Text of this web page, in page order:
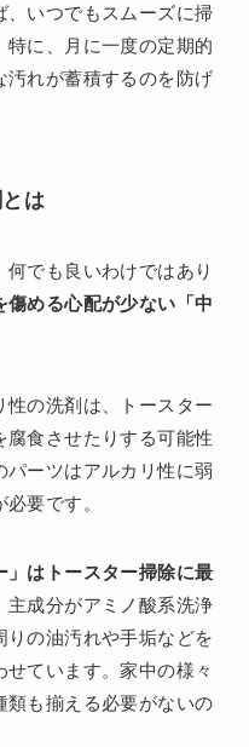
、いつでもスムーズに掃
特に、月に一度の定期的
汚れが蓄積するのを防げ
は
何でも良いわけではあり
傷める心配が少ない「中
性の洗剤は、トースター
食させたりする可能性
パーツはアルカリ性に弱
要です。
」はトースター掃除に最
主成分がアミノ酸系洗浄
りの油汚れや手垢などを
ています。家中の様々
類も揃える必要がないの